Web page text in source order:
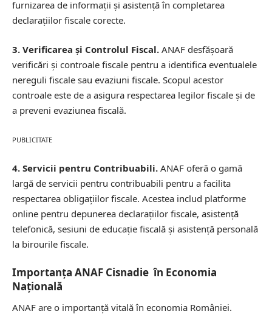
furnizarea de informații și asistență în completarea
declarațiilor fiscale corecte.
3. Verificarea și Controlul Fiscal. ANAF desfășoară
verificări și controale fiscale pentru a identifica eventualele
nereguli fiscale sau evaziuni fiscale. Scopul acestor
controale este de a asigura respectarea legilor fiscale și de
a preveni evaziunea fiscală.
PUBLICITATE
4. Servicii pentru Contribuabili. ANAF oferă o gamă
largă de servicii pentru contribuabili pentru a facilita
respectarea obligațiilor fiscale. Acestea includ platforme
online pentru depunerea declarațiilor fiscale, asistență
telefonică, sesiuni de educație fiscală și asistență personală
la birourile fiscale.
Importanța ANAF Cisnadie în Economia
Națională
ANAF are o importanță vitală în economia României.